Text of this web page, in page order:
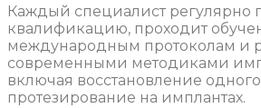
Каждый специалист регулярно
квалификацию, проходит
международным протоколам и
современными методиками
включая восстановление
протезирование на имплантах.